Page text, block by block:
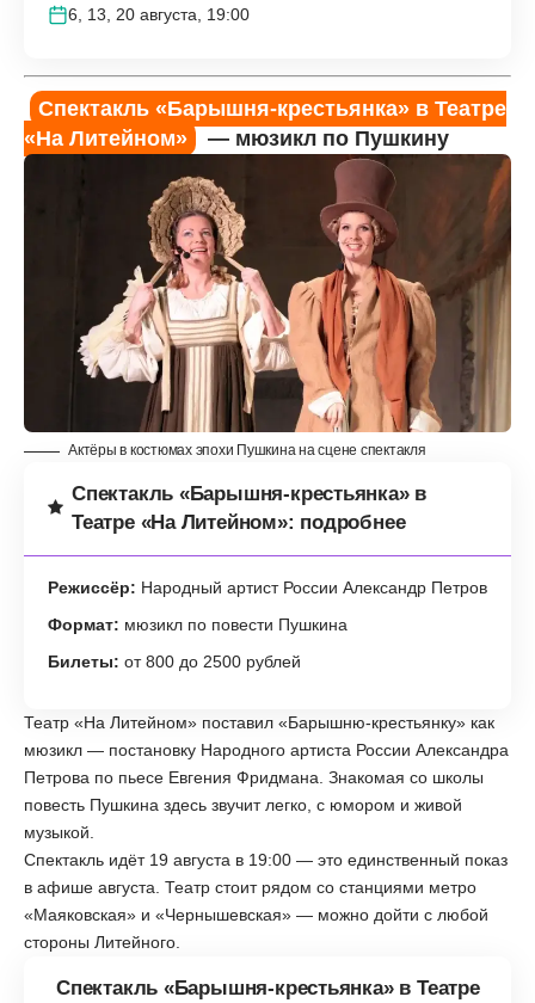
6, 13, 20 августа, 19:00
Спектакль «Барышня-крестьянка» в Театре
«На Литейном»
— мюзикл по Пушкину
Актёры в костюмах эпохи Пушкина на сцене спектакля
Спектакль «Барышня-крестьянка» в
Театре «На Литейном»: подробнее
Режиссёр: Народный артист России Александр Петров
Формат: мюзикл по повести Пушкина
Билеты: от 800 до 2500 рублей
Театр «На Литейном» поставил «Барышню-крестьянку» как
мюзикл — постановку Народного артиста России Александра
Петрова по пьесе Евгения Фридмана. Знакомая со школы
повесть Пушкина здесь звучит легко, с юмором и живой
музыкой.
Спектакль идёт 19 августа в 19:00 — это единственный показ
в афише августа. Театр стоит рядом со станциями метро
«Маяковская» и «Чернышевская» — можно дойти с любой
стороны Литейного.
Спектакль «Барышня-крестьянка» в Театре